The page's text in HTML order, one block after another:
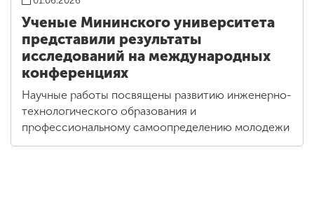
Ученые Мининского университета
представили результаты
исследований на международных
конференциях
Научные работы посвящены развитию инженерно-
технологического образования и
профессиональному самоопределению молодежи